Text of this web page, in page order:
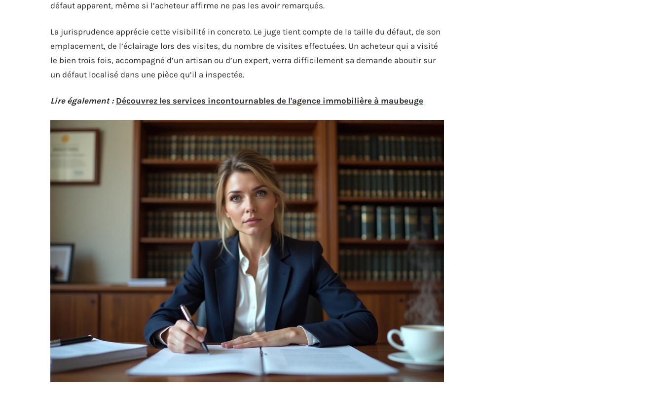
défaut apparent, même si l’acheteur affirme ne pas les avoir remarqués.
La jurisprudence apprécie cette visibilité in concreto. Le juge tient compte de la taille du défaut, de son
emplacement, de l’éclairage lors des visites, du nombre de visites effectuées. Un acheteur qui a visité
le bien trois fois, accompagné d’un artisan ou d’un expert, verra difficilement sa demande aboutir sur
un défaut localisé dans une pièce qu’il a inspectée.
Lire également : Découvrez les services incontournables de l'agence immobilière à maubeuge